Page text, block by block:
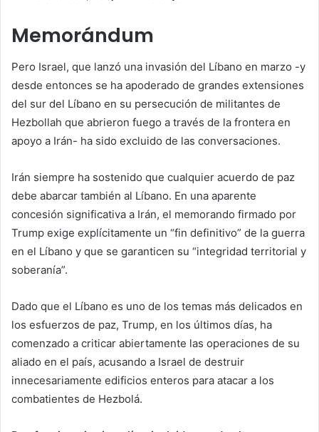
Memorándum
Pero Israel, que lanzó una invasión del Líbano en marzo -y
desde entonces se ha apoderado de grandes extensiones
del sur del Líbano en su persecución de militantes de
Hezbollah que abrieron fuego a través de la frontera en
apoyo a Irán- ha sido excluido de las conversaciones.
Irán siempre ha sostenido que cualquier acuerdo de paz
debe abarcar también al Líbano. En una aparente
concesión significativa a Irán, el memorando firmado por
Trump exige explícitamente un “fin definitivo” de la guerra
en el Líbano y que se garanticen su “integridad territorial y
soberanía”.
Dado que el Líbano es uno de los temas más delicados en
los esfuerzos de paz, Trump, en los últimos días, ha
comenzado a criticar abiertamente las operaciones de su
aliado en el país, acusando a Israel de destruir
innecesariamente edificios enteros para atacar a los
combatientes de Hezbolá.